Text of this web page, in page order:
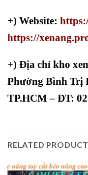
+) Website:
https://
+) Địa chỉ kho
Phường Bình Trị
TP.HCM – ĐT:
RELATED